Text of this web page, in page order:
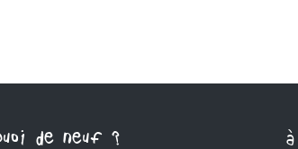
de neuf ?